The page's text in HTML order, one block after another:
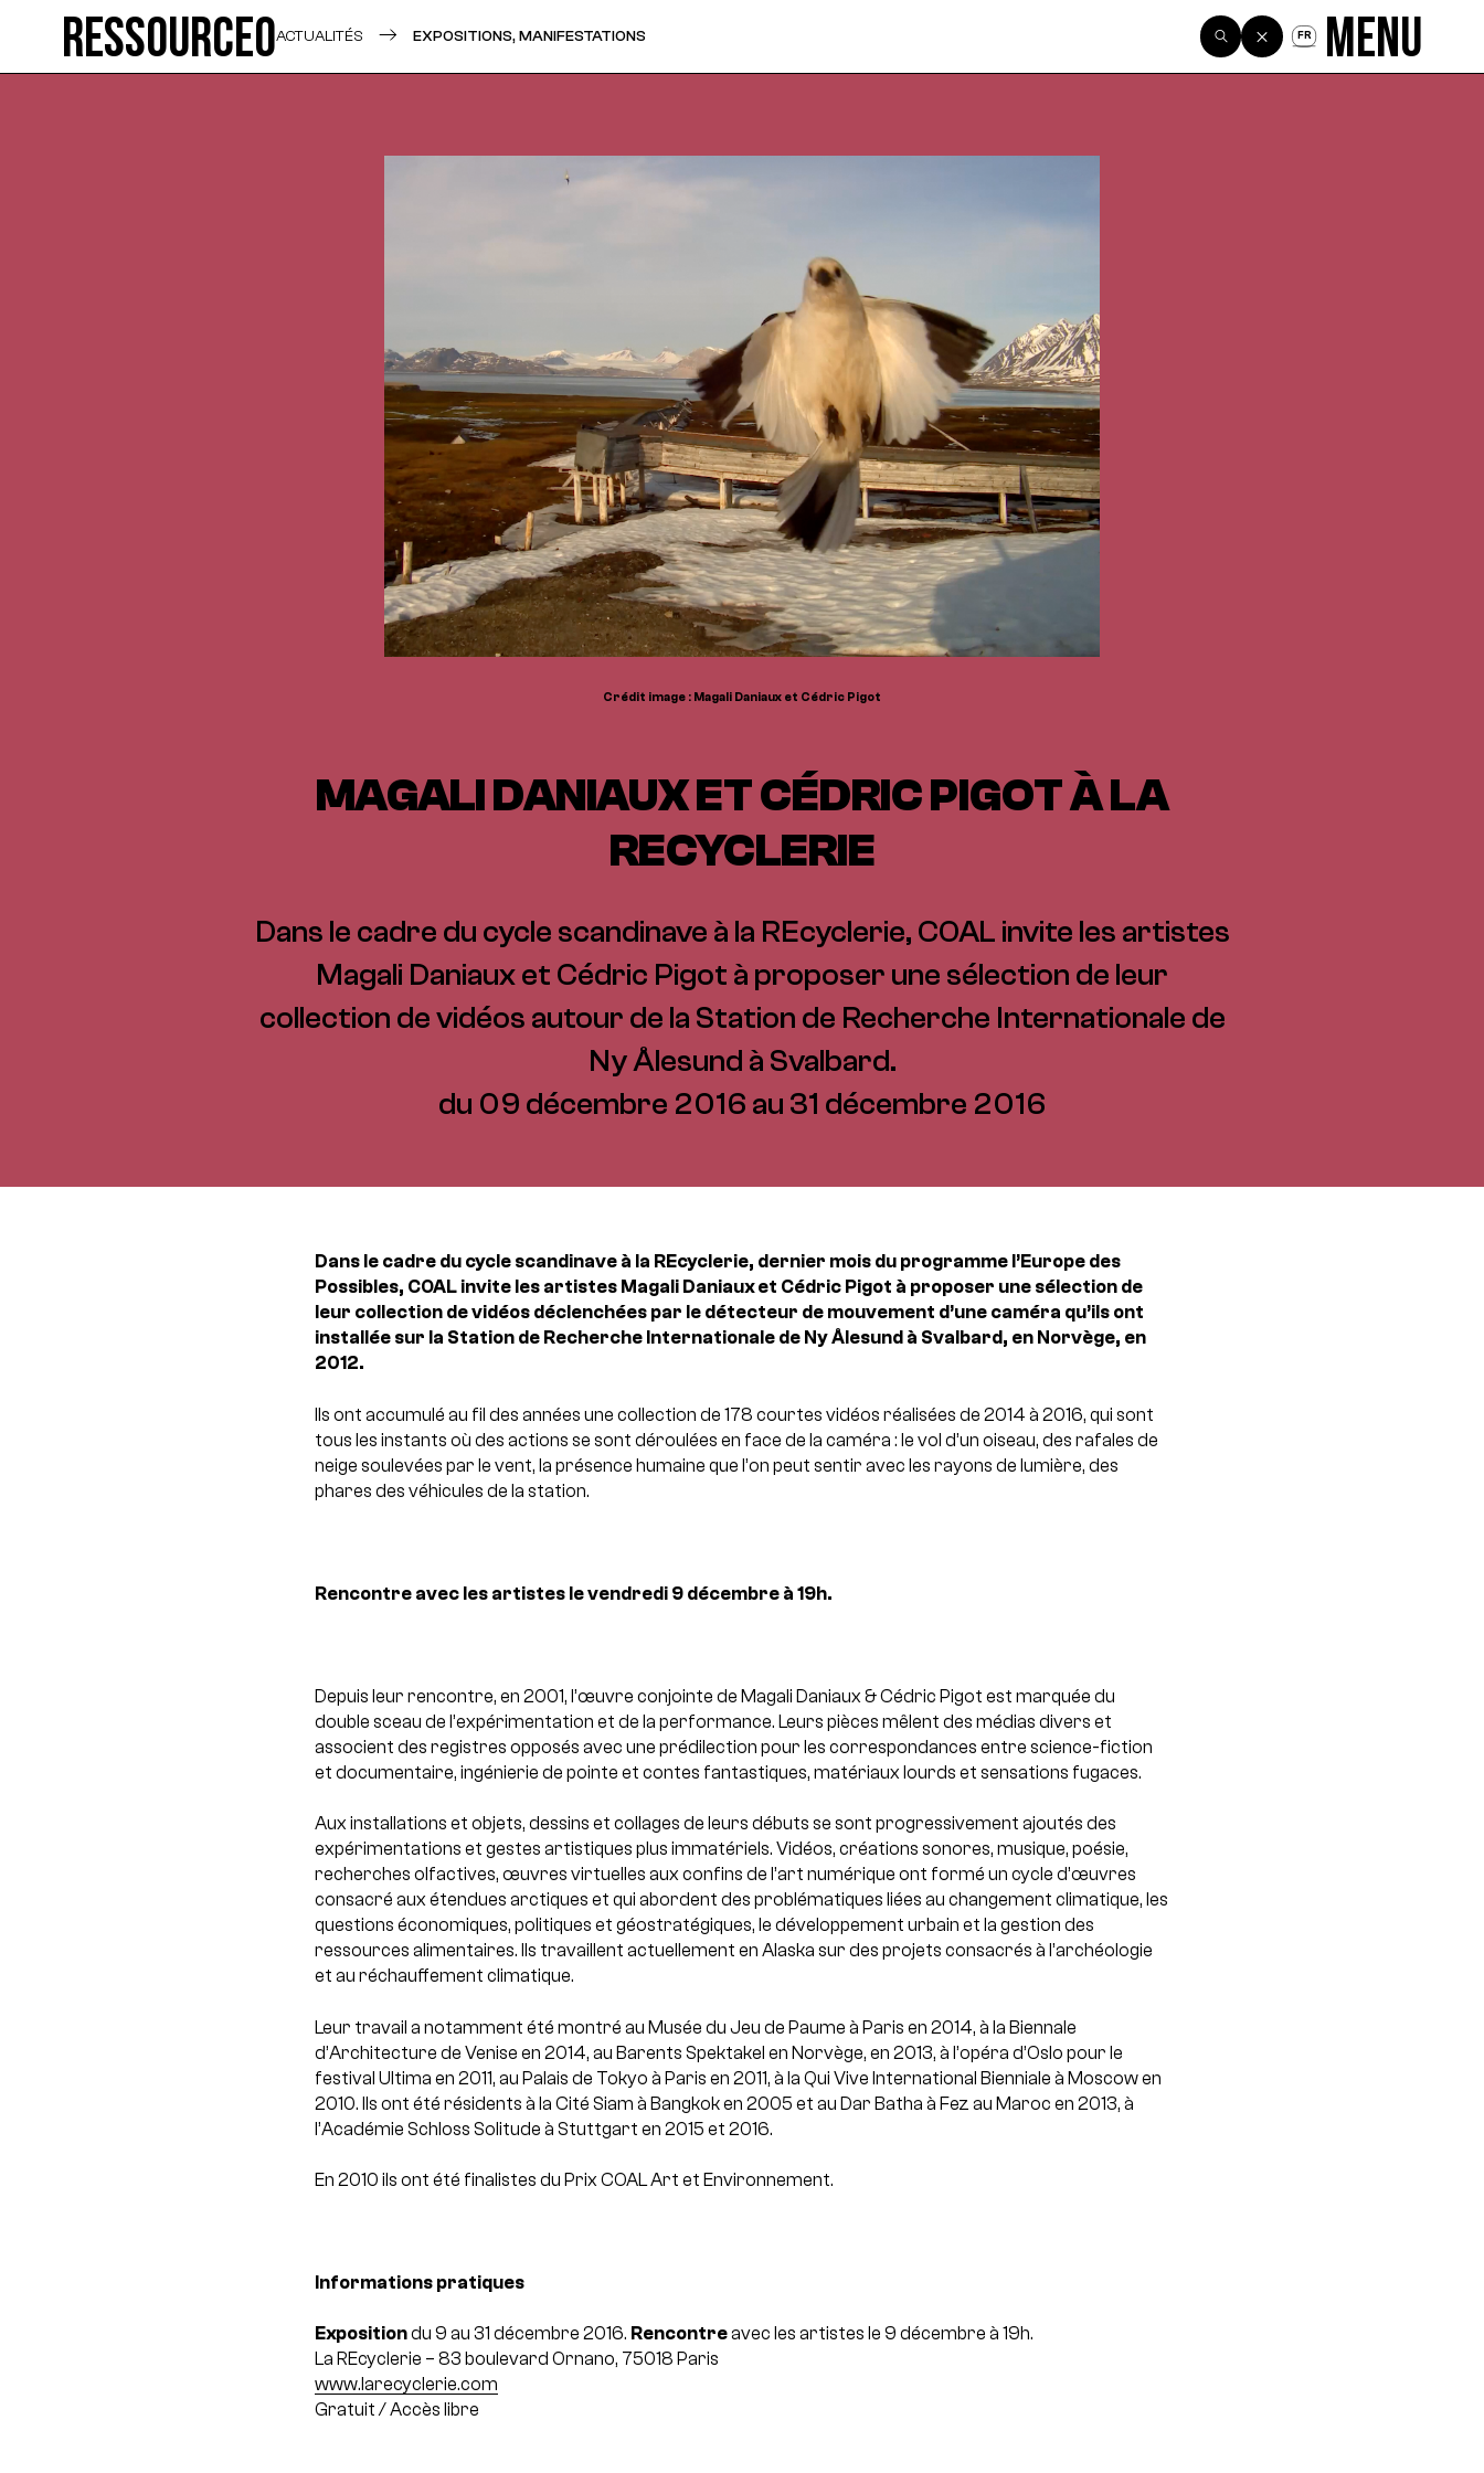
Ressource0ACTUALITÉS EXPOSITIONS, MANIFESTATIONS FR Menu
Crédit image : Magali Daniaux et Cédric Pigot
MAGALI DANIAUX ET CÉDRIC PIGOT À LA
RECYCLERIE
Dans le cadre du cycle scandinave à la REcyclerie, COAL invite les artistes
Magali Daniaux et Cédric Pigot à proposer une sélection de leur
collection de vidéos autour de la Station de Recherche Internationale de
Ny Ålesund à Svalbard.
du 09 décembre 2016 au 31 décembre 2016
Dans le cadre du cycle scandinave à la REcyclerie, dernier mois du programme l’Europe des
Possibles, COAL invite les artistes Magali Daniaux et Cédric Pigot à proposer une sélection de
leur collection de vidéos déclenchées par le détecteur de mouvement d’une caméra qu’ils ont
installée sur la Station de Recherche Internationale de Ny Ålesund à Svalbard, en Norvège, en
2012.
Ils ont accumulé au fil des années une collection de 178 courtes vidéos réalisées de 2014 à 2016, qui sont
tous les instants où des actions se sont déroulées en face de la caméra : le vol d’un oiseau, des rafales de
neige soulevées par le vent, la présence humaine que l’on peut sentir avec les rayons de lumière, des
phares des véhicules de la station.
Rencontre avec les artistes le vendredi 9 décembre à 19h.
Depuis leur rencontre, en 2001, l’œuvre conjointe de Magali Daniaux & Cédric Pigot est marquée du
double sceau de l’expérimentation et de la performance. Leurs pièces mêlent des médias divers et
associent des registres opposés avec une prédilection pour les correspondances entre science-fiction
et documentaire, ingénierie de pointe et contes fantastiques, matériaux lourds et sensations fugaces.
Aux installations et objets, dessins et collages de leurs débuts se sont progressivement ajoutés des
expérimentations et gestes artistiques plus immatériels. Vidéos, créations sonores, musique, poésie,
recherches olfactives, œuvres virtuelles aux confins de l’art numérique ont formé un cycle d’œuvres
consacré aux étendues arctiques et qui abordent des problématiques liées au changement climatique, les
questions économiques, politiques et géostratégiques, le développement urbain et la gestion des
ressources alimentaires. Ils travaillent actuellement en Alaska sur des projets consacrés à l’archéologie
et au réchauffement climatique.
Leur travail a notamment été montré au Musée du Jeu de Paume à Paris en 2014, à la Biennale
d’Architecture de Venise en 2014, au Barents Spektakel en Norvège, en 2013, à l’opéra d’Oslo pour le
festival Ultima en 2011, au Palais de Tokyo à Paris en 2011, à la Qui Vive International Bienniale à Moscow en
2010. Ils ont été résidents à la Cité Siam à Bangkok en 2005 et au Dar Batha à Fez au Maroc en 2013, à
l’Académie Schloss Solitude à Stuttgart en 2015 et 2016.
En 2010 ils ont été finalistes du Prix COAL Art et Environnement.
Informations pratiques
Expositiondu 9 au 31 décembre 2016. Rencontreavec les artistes le 9 décembre à 19h.
La REcyclerie – 83 boulevard Ornano, 75018 Paris
www.larecyclerie.com
Gratuit / Accès libre